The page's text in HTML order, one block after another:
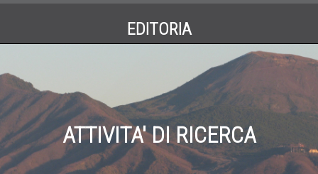
EDITORIA
ATTIVITA' DI RICERCA